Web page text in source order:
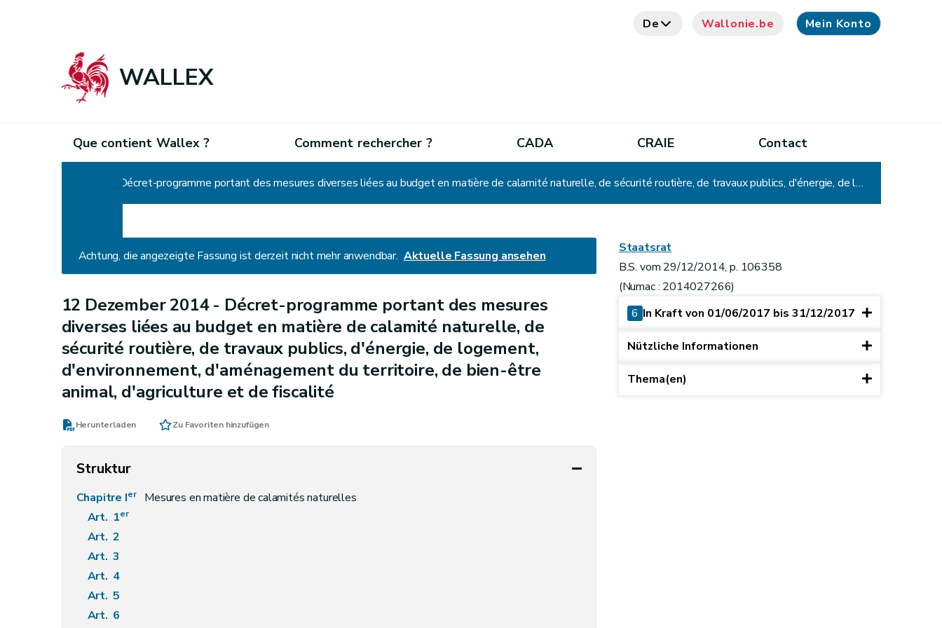
De Wallonie.be Mein Konto
WALLEX
Que contient Wallex ? Comment rechercher ? CADA CRAIE Contact
Décret-programme portant des mesures diverses liées au budget en matière de calamité naturelle, de sécurité routière, de travaux publics, d'énergie, de logement, d'environnement, d'aménagement du territoire, de bien-être animal, d'agriculture et de fiscalité
Achtung, die angezeigte Fassung ist derzeit nicht mehr anwendbar. Aktuelle Fassung ansehen
12 Dezember 2014 - Décret-programme portant des mesures
diverses liées au budget en matière de calamité naturelle, de
sécurité routière, de travaux publics, d'énergie, de logement,
d'environnement, d'aménagement du territoire, de bien-être
animal, d'agriculture et de fiscalité
Herunterladen Zu Favoriten hinzufügen
Struktur
Chapitre Ier
Mesures en matière de calamités naturelles
Art. 1er
Art. 2
Art. 3
Art. 4
Art. 5
Art. 6
Staatsrat
B.S. vom 29/12/2014, p. 106358
(Numac : 2014027266)
6 In Kraft von 01/06/2017 bis 31/12/2017
Nützliche Informationen
Thema(en)